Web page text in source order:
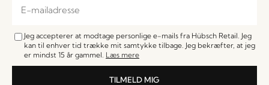
Jeg accepterer at modtage personlige e-mails fra Hübsch Retail. Jeg
kan til enhver tid trække mit samtykke tilbage. Jeg bekræfter, at jeg
er mindst 15 år gammel. Læs mere
TILMELD MIG